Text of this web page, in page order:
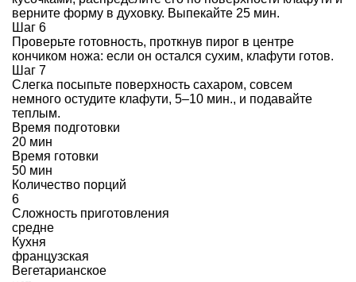
верните форму в духовку. Выпекайте 25 мин.
Шаг 6
Проверьте готовность, проткнув пирог в центре
кончиком ножа: если он остался сухим, клафути готов.
Шаг 7
Слегка посыпьте поверхность сахаром, совсем
немного остудите клафути, 5–10 мин., и подавайте
теплым.
Время подготовки
20 мин
Время готовки
50 мин
Количество порций
6
Сложность приготовления
средне
Кухня
французская
Вегетарианское